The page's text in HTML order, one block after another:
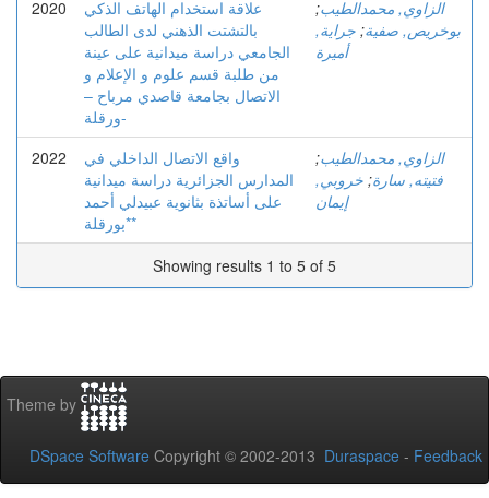
2020
علاقة استخدام الهاتف الذكي
بالتشتت الذهني لدى الطالب
الجامعي دراسة میدانیة على عینة
من طلبة قسم علوم و الإعلام و
الاتصال بجامعة قاصدي مرباح –
ورقلة-
الزاوي, محمدالطيب;
بوخريص, صفية; جراية,
أميرة
2022
واقع الاتصال الداخلي في
المدارس الجزائرية دراسة ميدانية
على أساتذة بثانوية عبيدلي أحمد
*بورقلة*
الزاوي, محمدالطيب;
فتيته, سارة; خروبي,
إيمان
Showing results 1 to 5 of 5
Theme by
DSpace Software Copyright © 2002-2013 Duraspace - Feedback